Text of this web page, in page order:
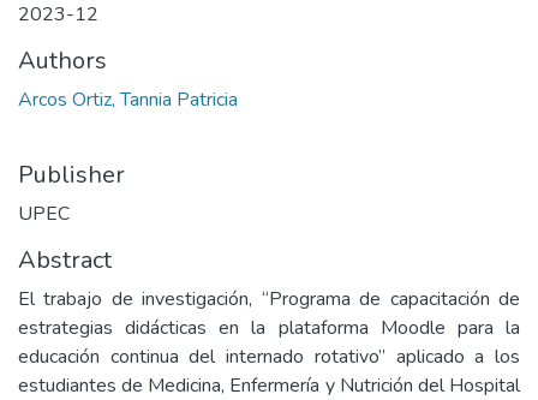
2023-12
Authors
Arcos Ortiz, Tannia Patricia
Publisher
UPEC
Abstract
El trabajo de investigación, “Programa de capacitación de
estrategias didácticas en la plataforma Moodle para la
educación continua del internado rotativo” aplicado a los
estudiantes de Medicina, Enfermería y Nutrición del Hospital